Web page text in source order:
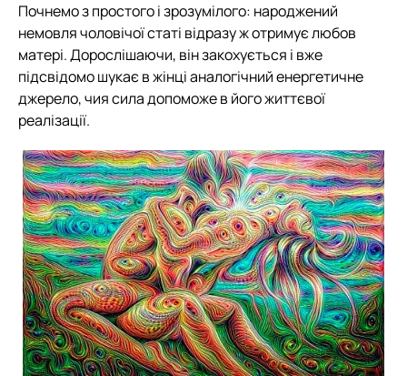
Почнемо з простого і зрозумілого: народжений
немовля чоловічої статі відразу ж отримує любов
матері. Дорослішаючи, він закохується і вже
підсвідомо шукає в жінці аналогічний енергетичне
джерело, чия сила допоможе в його життєвої
реалізації.